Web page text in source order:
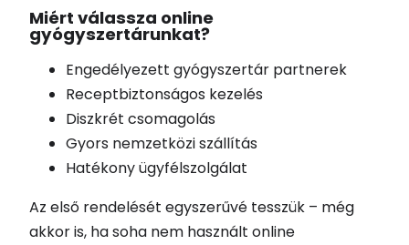
Miért válassza online
gyógyszertárunkat?
Engedélyezett gyógyszertár partnerek
Receptbiztonságos kezelés
Diszkrét csomagolás
Gyors nemzetközi szállítás
Hatékony ügyfélszolgálat
Az első rendelését egyszerűvé tesszük – még
akkor is, ha soha nem használt online